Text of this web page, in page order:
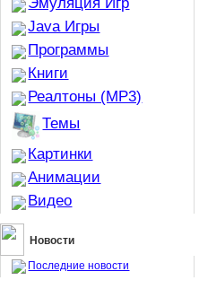
Java Игры
Программы
Книги
Реалтоны (MP3)
Темы
Картинки
Анимации
Видео
Новости
Последние новости